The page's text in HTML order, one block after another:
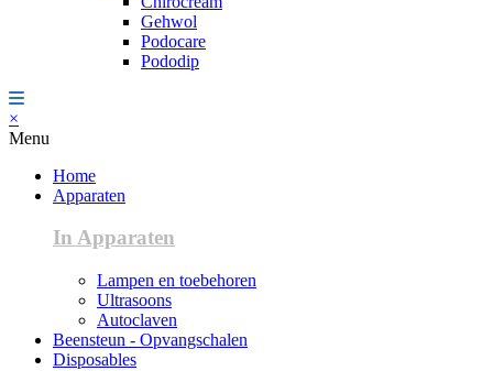
Gehwol
Podocare
Pododip
×
Menu
Home
Apparaten
In Apparaten
Lampen en toebehoren
Ultrasoons
Autoclaven
Beensteun - Opvangschalen
Disposables